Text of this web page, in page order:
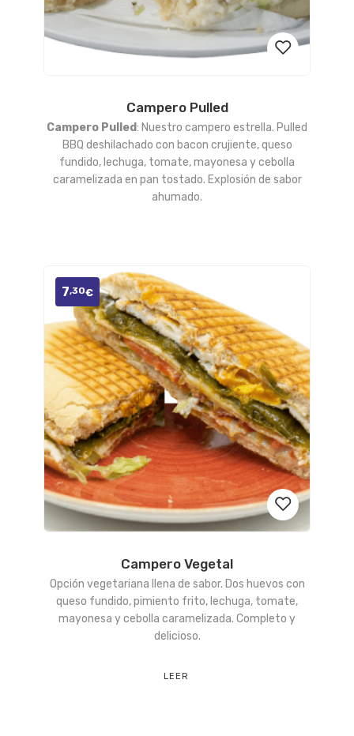
a la
lista
Campero Pulled
Campero Pulled: Nuestro campero estrella. Pulled
BBQ deshilachado con bacon crujiente, queso
fundido, lechuga, tomate, mayonesa y cebolla
caramelizada en pan tostado. Explosión de sabor
ahumado.
a la
lista
Campero Vegetal
Opción vegetariana llena de sabor. Dos huevos con
queso fundido, pimiento frito, lechuga, tomate,
mayonesa y cebolla caramelizada. Completo y
delicioso.
7,30€
LEER